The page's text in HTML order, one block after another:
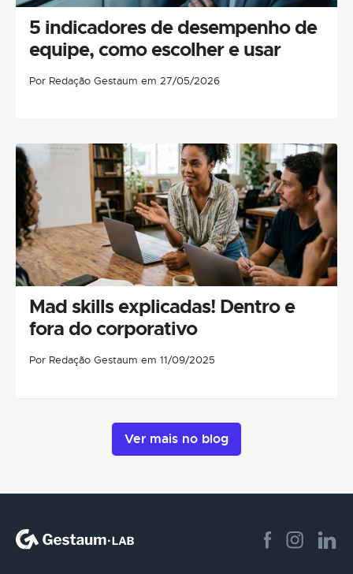
5 indicadores de desempenho de
equipe, como escolher e usar
Por Redação Gestaum em 27/05/2026
Mad skills explicadas! Dentro e
fora do corporativo
Por Redação Gestaum em 11/09/2025
Ver mais no blog